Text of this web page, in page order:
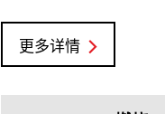
更多详情